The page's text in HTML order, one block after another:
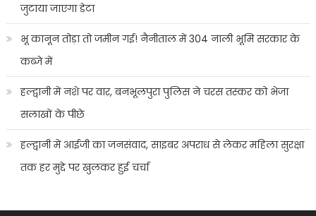
जुटाया जाएगा डेटा
भू कानून तोड़ा तो जमीन गई! नैनीताल में 304 नाली भूमि सरकार के
कब्जे में
हल्द्वानी में नशे पर वार, बनभूलपुरा पुलिस ने चरस तस्कर को भेजा
सलाखों के पीछे
हल्द्वानी में आईजी का जनसंवाद, साइबर अपराध से लेकर महिला सुरक्षा
तक हर मुद्दे पर खुलकर हुई चर्चा